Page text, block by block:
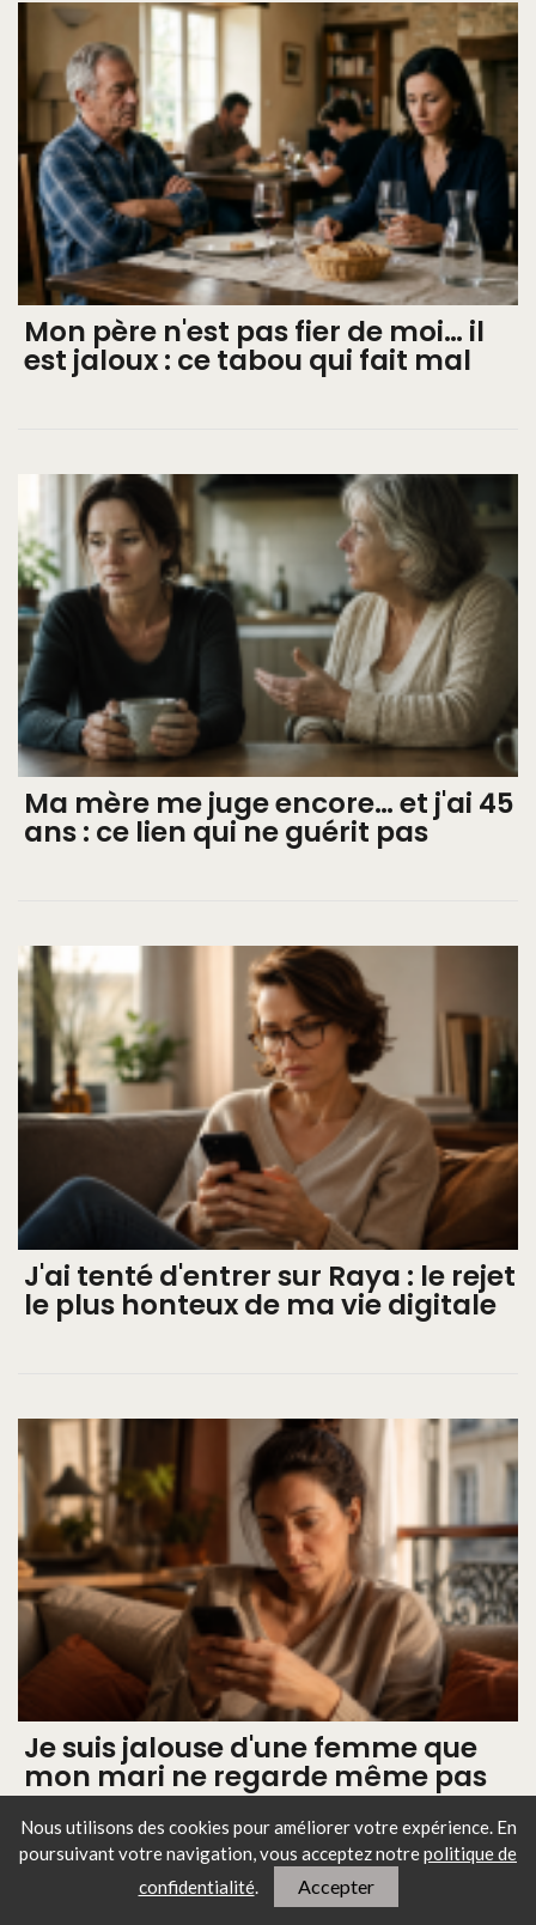
Nous utilisons des cookies pour améliorer votre expérience. En
poursuivant votre navigation, vous acceptez notrepolitique de
confidentialité. Accepter
Mon père n'est pas fier de moi… il
est jaloux : ce tabou qui fait mal
Ma mère me juge encore… et j'ai 45
ans : ce lien qui ne guérit pas
J'ai tenté d'entrer sur Raya : le rejet
le plus honteux de ma vie digitale
Je suis jalouse d'une femme que
mon mari ne regarde même pas
Les articles les plus lus